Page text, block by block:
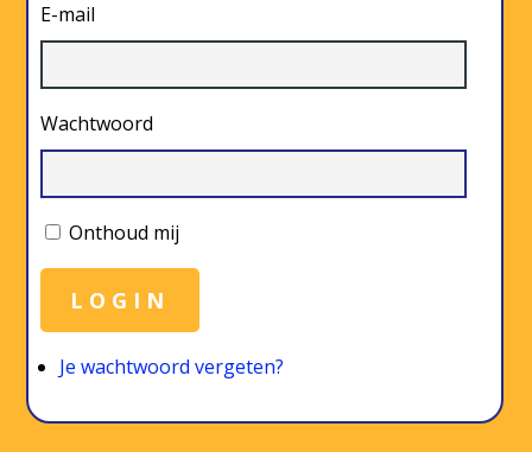
E-mail
Wachtwoord
Onthoud mij
LOGIN
Je wachtwoord vergeten?